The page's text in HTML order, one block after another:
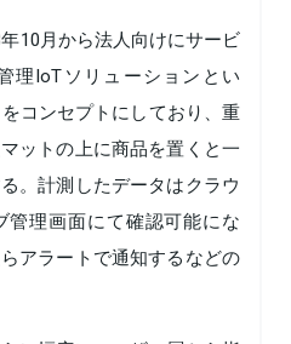
10月から法人向けにサービ
理IoTソリューションとい
をコンセプトにしており、重
ットの上に商品を置くと一
。計測したデータはクラウ
管理画面にて確認可能にな
アラートで通知するなどの